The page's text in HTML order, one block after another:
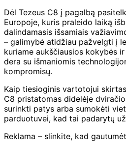
Dėl Tezeus C8 į pagalbą
Europoje, kuris praleido laiką
dalindamasis išsamiais
– galimybė atidžiau pažvelgti į
kuriame aukščiausios kokybės
dera su išmaniomis
kompromisų.
Kaip tiesioginis vartotojui
C8 pristatomas didelėje
surinkti patys arba sumokėti
parduotuvei, kad tai padarytų
Reklama – slinkite, kad